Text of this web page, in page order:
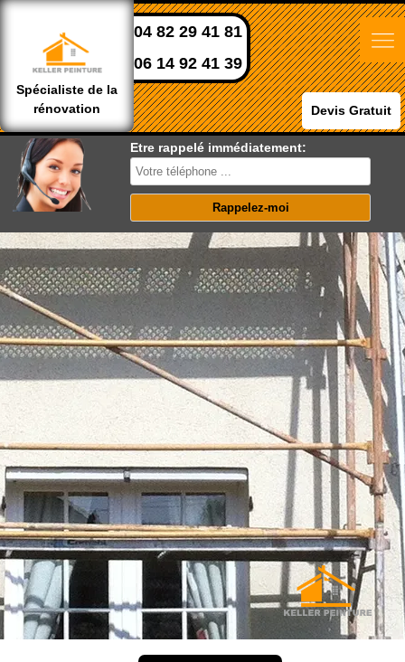
Spécialiste de la
rénovation
04 82 29 41 81
06 14 92 41 39
Devis Gratuit
Etre rappelé immédiatement: